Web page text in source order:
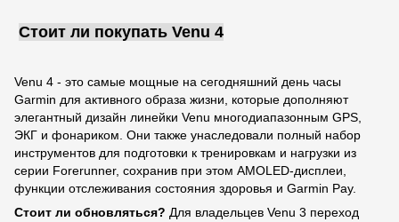
Стоит ли покупать Venu 4
Venu 4 - это самые мощные на сегодняшний день часы
Garmin для активного образа жизни, которые дополняют
элегантный дизайн линейки Venu многодиапазонным GPS,
ЭКГ и фонариком. Они также унаследовали полный набор
инструментов для подготовки к тренировкам и нагрузки из
серии Forerunner, сохранив при этом AMOLED-дисплеи,
функции отслеживания состояния здоровья и Garmin Pay.
Стоит ли обновляться? Для владельцев Venu 3 переход